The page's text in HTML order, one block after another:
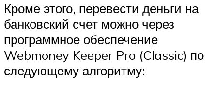
Кроме этого, перевести деньги на
банковский счет можно через
программное обеспечение
Webmoney Keeper Pro (Classic) по
следующему алгоритму: